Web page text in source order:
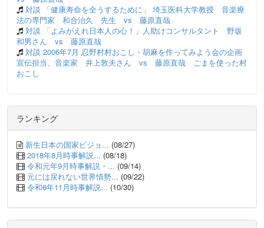
対談 「健康寿命を全うするために」 埼玉医科大学教授 音楽療
法の専門家 和合治久 先生 vs 藤原直哉
対談 「よみがえれ日本人の心！」人助けコンサルタント 野坂
和男さん vs 藤原直哉
対談 2006年7月 忍野村村おこし・胡麻を作ってみよう会の企画
宣伝担当、音楽家 井上敦夫さん vs 藤原直哉 ごまを使った村
おこし
ランキング
新生日本の国家ビジョ... (08/27)
2018年8月時事解説... (08/18)
令和元年9月時事解説・... (09/14)
元には戻れない世界情勢... (09/22)
令和6年11月時事解説... (10/30)